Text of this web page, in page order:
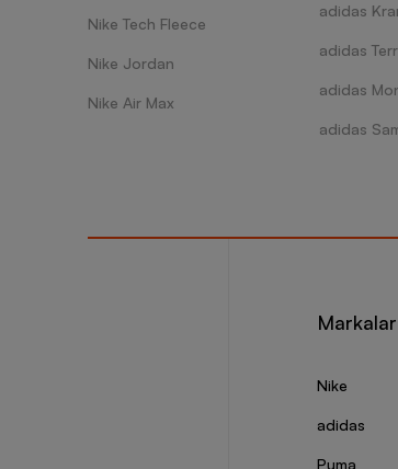
Nike Tech Fleece
Nike Jordan
Nike Air Max
adidas
adidas
adidas
adidas
Markalar
Nike
adidas
Puma